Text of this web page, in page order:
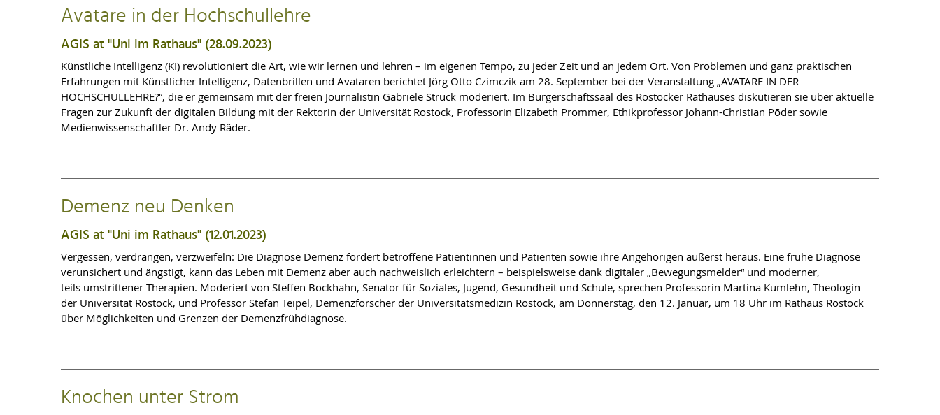
PANEL III: Medical Perspectives I – Understanding Dying through Literature
Moritz Wigand (Rendsburg/Eckernförde): Dying Alone in Institutions. The Limits of What Can Be Told in Samuel Beckett’s Malone Dies
PANEL IV: Medical Ethical Perspectives – Dying in Everyday Medical Practice
Felix Tirschmann & Kirsten Brukamp (Ludwigsburg): Imagination und Erfahrung. Ergebnisse einer qualitativen Studie zu empirisch fundierten Konzepten in der
Alma Barner (Salzburg):I Imagine Being in Your Position, Dying. A Case Evaluation of the Usefulness and Limitations of Perspectival Imagination in Medical Ethics
Johann F. Spittler (Bochum): Ärztliche Imaginationen des Lebensendes beim assistierten Suizid
PANEL V: Medical Perspectives II – Approaching Death Through the Arts
Bettina Hitzer & Anna Siemens & Studierende der Medizinischen Fakultät (Magdeburg): Wie sterben Ärzt*innen? Eine Auseinandersetzung in einem Akt
[Dokumentartheater]
Avatare in der Hochschullehre
AGIS at "Uni im Rathaus" (28.09.2023)
Künstliche Intelligenz (KI) revolutioniert die Art, wie wir lernen und lehren – im eigenen Tempo, zu jeder Zeit und an jedem Ort. Von Problemen und ganz praktischen
Erfahrungen mit Künstlicher Intelligenz, Datenbrillen und Avataren berichtet Jörg Otto Czimczik am 28. September bei der Veranstaltung „AVATARE IN DER
HOCHSCHULLEHRE?“, die er gemeinsam mit der freien Journalistin Gabriele Struck moderiert. Im Bürgerschaftssaal des Rostocker Rathauses diskutieren sie über aktuelle
Fragen zur Zukunft der digitalen Bildung mit der Rektorin der Universität Rostock, Professorin Elizabeth Prommer, Ethikprofessor Johann-Christian Põder sowie
Medienwissenschaftler Dr. Andy Räder.
Demenz neu Denken
AGIS at "Uni im Rathaus" (12.01.2023)
Vergessen, verdrängen, verzweifeln: Die Diagnose Demenz fordert betroffene Patientinnen und Patienten sowie ihre Angehörigen äußerst heraus. Eine frühe Diagnose
verunsichert und ängstigt, kann das Leben mit Demenz aber auch nachweislich erleichtern – beispielsweise dank digitaler „Bewegungsmelder“ und moderner,
teils umstrittener Therapien. Moderiert von Steffen Bockhahn, Senator für Soziales, Jugend, Gesundheit und Schule, sprechen Professorin Martina Kumlehn, Theologin
der Universität Rostock, und Professor Stefan Teipel, Demenzforscher der Universitätsmedizin Rostock, am Donnerstag, den 12. Januar, um 18 Uhr im Rathaus Rostock
über Möglichkeiten und Grenzen der Demenzfrühdiagnose.
Knochen unter Strom